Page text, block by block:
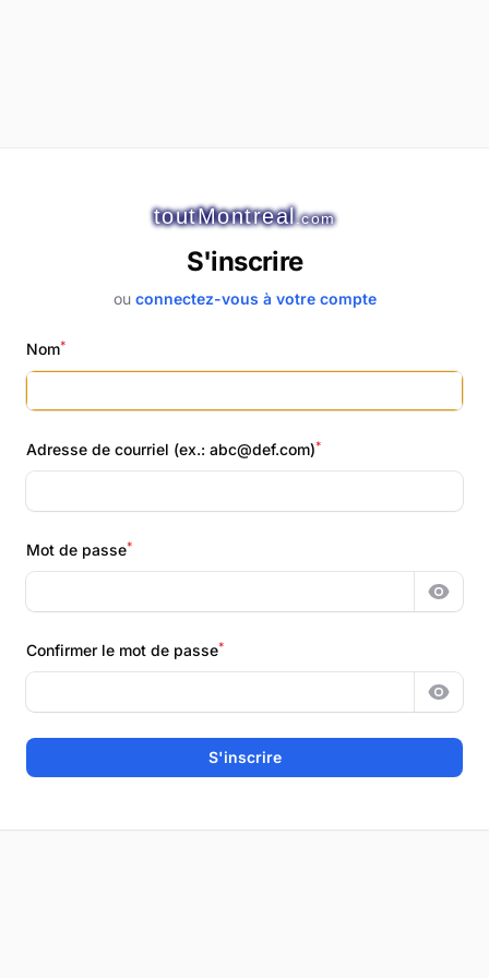
toutMontreal.com
S'inscrire
ou connectez-vous à votre compte
Nom*
Adresse de courriel (ex.: abc@def.com)*
Mot de passe*
Confirmer le mot de passe*
S'inscrire